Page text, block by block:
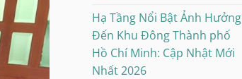
Hạ Tầng Nổi Bật Ảnh Hưởng
Đến Khu Đông Thành phố
Hồ Chí Minh: Cập Nhật Mới
Nhất 2026